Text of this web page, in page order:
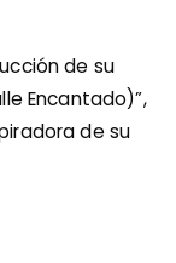
de su
Encantado)”,
de su